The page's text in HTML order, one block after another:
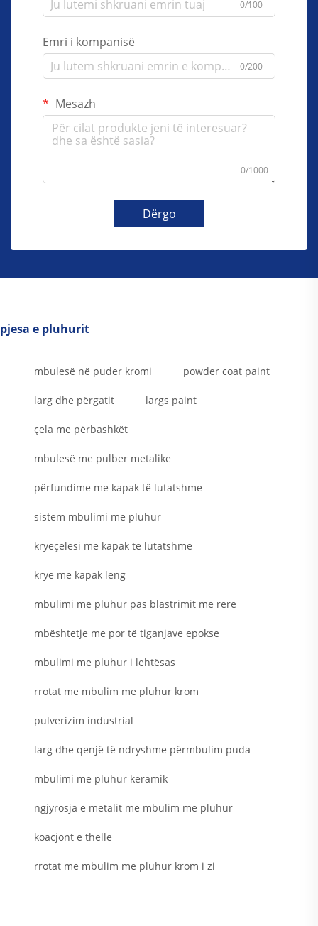
0/100
Emri i kompanisë
0/200
Mesazh
0/1000
Dërgo
pjesa e pluhurit
mbulesë në puder kromi powder coat paint
larg dhe përgatit largs paint
çela me përbashkët
mbulesë me pulber metalike
përfundime me kapak të lutatshme
sistem mbulimi me pluhur
kryeçelësi me kapak të lutatshme
krye me kapak lëng
mbulimi me pluhur pas blastrimit me rërë
mbështetje me por të tiganjave epokse
mbulimi me pluhur i lehtësas
rrotat me mbulim me pluhur krom
pulverizim industrial
larg dhe qenjë të ndryshme përmbulim puda
mbulimi me pluhur keramik
ngjyrosja e metalit me mbulim me pluhur
koacjont e thellë
rrotat me mbulim me pluhur krom i zi